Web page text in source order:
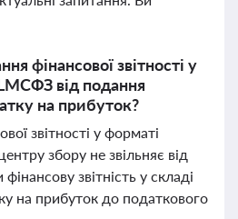
фінансової звітності у
від подання
на прибуток?
звітності у форматі
збору не звільняє від
звітність у складі
на прибуток до податкового